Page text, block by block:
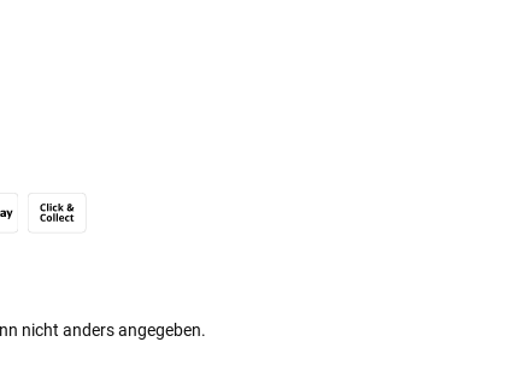
nicht anders angegeben.